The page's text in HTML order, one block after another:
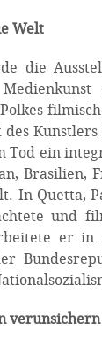
Welt
die
des
Tod ein
Brasilien,
In Quetta,
und
er in